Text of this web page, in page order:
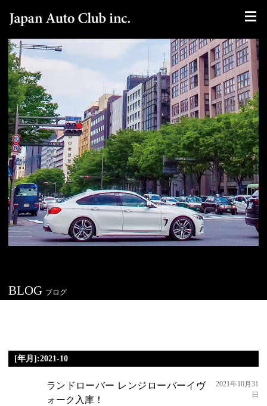
BLOG ブログ
[年月]:2021-10
ランドローバー レンジローバーイヴ
ォーク入庫！
2021年10月31
日